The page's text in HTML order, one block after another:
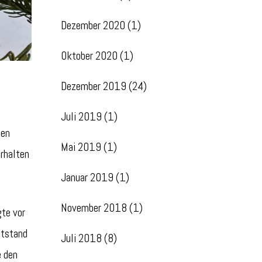
vor
Dezember 2020 (1)
Oktober 2020 (1)
Dezember 2019 (24)
Juli 2019 (1)
Mai 2019 (1)
Januar 2019 (1)
November 2018 (1)
Juli 2018 (8)